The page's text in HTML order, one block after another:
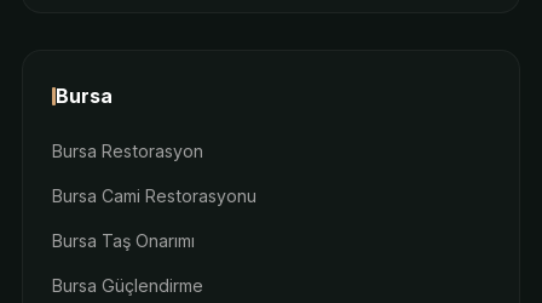
Bursa
Bursa Restorasyon
Bursa Cami Restorasyonu
Bursa Taş Onarımı
Bursa Güçlendirme